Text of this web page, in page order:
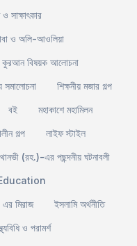
সাক্ষাৎকার
ও অলি-আওলিয়া
কুরআন বিষয়ক আলোচনা
সমালোচনা
শিক্ষনীয় মজার গল্প
বই
মহাকাশে মহামিলন
গল্প
লাইফ স্টাইল
(রহ.)-এর পছন্দনীয় ঘটনাবলী
মিরাজ
ইসলামি অর্থনীতি
ও পরামর্শ